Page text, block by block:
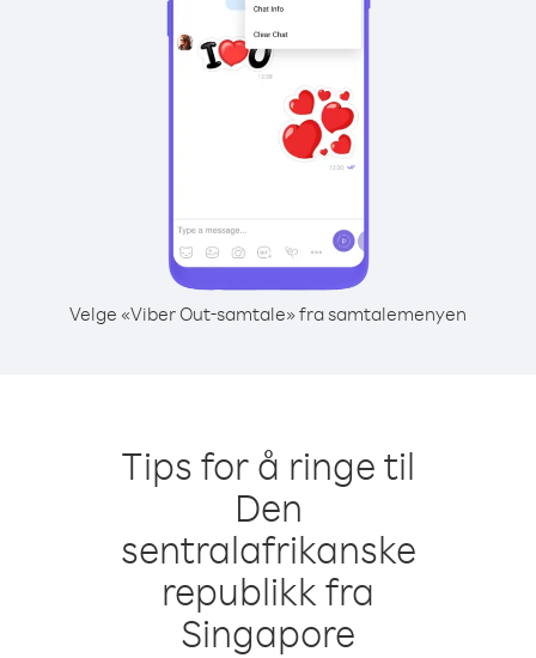
Velge «Viber Out-samtale» fra samtalemenyen
Tips for å ringe til
Den
sentralafrikanske
republikk fra
Singapore